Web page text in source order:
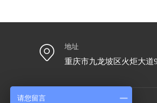
地址
重庆市九龙坡区火炬大道
请您留言